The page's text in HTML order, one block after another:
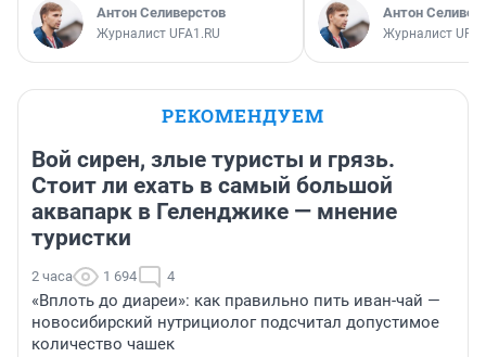
Антон Селиверстов
Журналист UFA1.RU
Антон
Журналист
РЕКОМЕНДУЕМ
Вой сирен, злые туристы и грязь.
Стоит ли ехать в самый большой
аквапарк в Геленджике — мнение
туристки
2 часа 1 694 4
«Вплоть до диареи»: как правильно пить иван-чай —
новосибирский нутрициолог подсчитал допустимое
количество чашек